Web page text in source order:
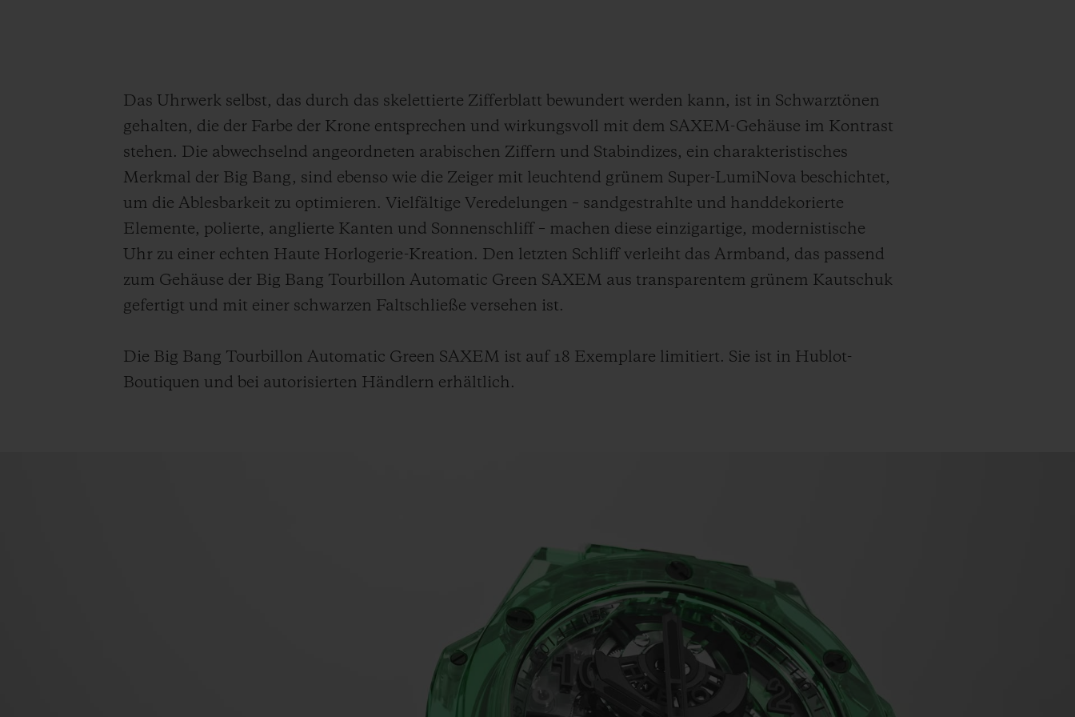
Das Uhrwerk selbst, das durch das skelettierte Zifferblatt bewundert werden kann, ist in Schwarztönen
gehalten, die der Farbe der Krone entsprechen und wirkungsvoll mit dem SAXEM-Gehäuse im Kontrast
stehen. Die abwechselnd angeordneten arabischen Ziffern und Stabindizes, ein charakteristisches
Merkmal der Big Bang, sind ebenso wie die Zeiger mit leuchtend grünem Super-LumiNova beschichtet,
um die Ablesbarkeit zu optimieren. Vielfältige Veredelungen – sandgestrahlte und handdekorierte
Elemente, polierte, anglierte Kanten und Sonnenschliff – machen diese einzigartige, modernistische
Uhr zu einer echten Haute Horlogerie-Kreation. Den letzten Schliff verleiht das Armband, das passend
zum Gehäuse der Big Bang Tourbillon Automatic Green SAXEM aus transparentem grünem Kautschuk
gefertigt und mit einer schwarzen Faltschließe versehen ist.
Die Big Bang Tourbillon Automatic Green SAXEM ist auf 18 Exemplare limitiert. Sie ist in Hublot-
Boutiquen und bei autorisierten Händlern erhältlich.